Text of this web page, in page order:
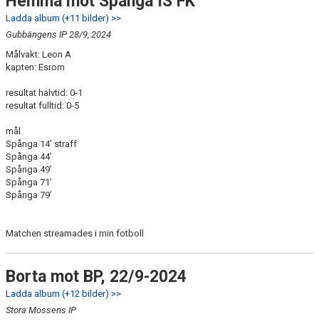
Ladda album (+11 bilder) >>
Gubbängens IP 28/9, 2024
Målvakt: Leon A
kapten: Esrom
resultat halvtid: 0-1
resultat fulltid: 0-5
mål
Spånga 14’ straff
Spånga 44’
Spånga 49’
Spånga 71’
Spånga 79’
Matchen streamades i min fotboll
Borta mot BP, 22/9-2024
Ladda album (+12 bilder) >>
Stora Mossens IP